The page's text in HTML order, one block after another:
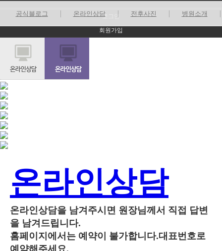
공식블로그 | 온라인상담 | 전후사진 | 병원소개
술후기
로그인
회원가입
온라인상담
온라인상담을 남겨주시면 원장님께서 직접 답변
을 남겨드립니다.
홈페이지에서는 예약이 불가합니다.대표번호로
예약해주세요.